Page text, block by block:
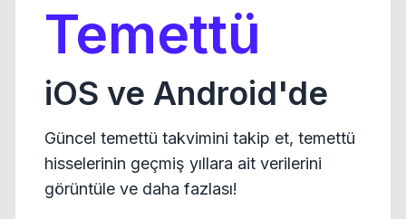
Temettü
iOS ve Android'de
Güncel temettü takvimini takip et, temettü
hisselerinin geçmiş yıllara ait verilerini
görüntüle ve daha fazlası!